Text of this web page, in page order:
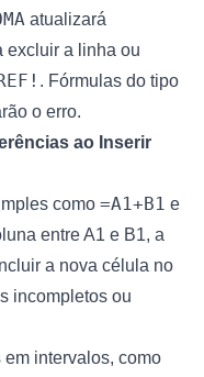
atualizará
excluir a linha ou
. Fórmulas do tipo
o erro.
ao Inserir
como =A1+B1 e
entre A1 e B1, a
a nova célula no
incompletos ou
intervalos, como